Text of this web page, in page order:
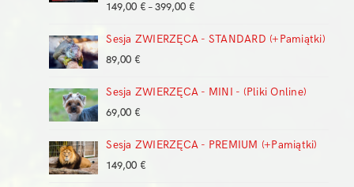
149,00 € – 399,00 €
od
399,00 €
Sesja ZWIERZĘCA - STANDARD (+Pamiątki)
89,00 €
Sesja ZWIERZĘCA - MINI - (Pliki Online)
69,00 €
Sesja ZWIERZĘCA - PREMIUM (+Pamiątki)
149,00 €